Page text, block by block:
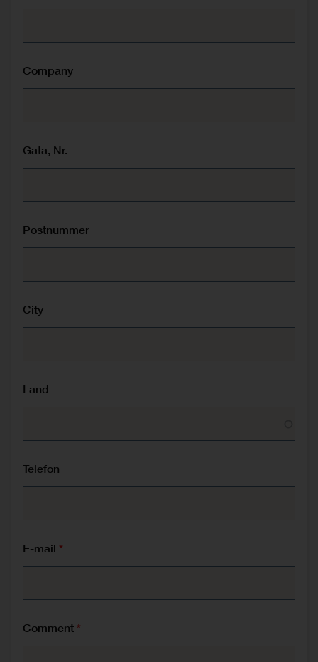
Company
Gata, Nr.
Postnummer
City
Land
Telefon
E-mail
Comment